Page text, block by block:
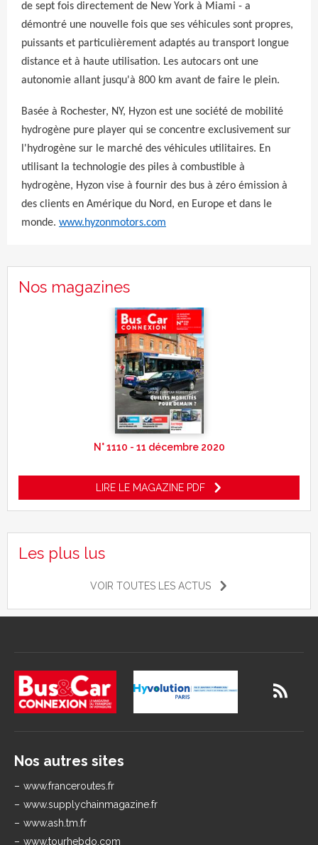
de sept fois directement de New York à Miami - a
démontré une nouvelle fois que ses véhicules sont propres,
puissants et particulièrement adaptés au transport longue
distance et à haute utilisation. Les autocars ont une
autonomie allant jusqu'à 800 km avant de faire le plein.
Basée à Rochester, NY, Hyzon est une société de mobilité
hydrogène pure player qui se concentre exclusivement sur
l'hydrogène sur le marché des véhicules utilitaires. En
utilisant la technologie des piles à combustible à
hydrogène, Hyzon vise à fournir des bus à zéro émission à
des clients en Amérique du Nord, en Europe et dans le
monde. www.hyzonmotors.com
Nos magazines
N° 1110 - 11 décembre 2020
LIRE LE MAGAZINE PDF
Les plus lus
VOIR TOUTES LES ACTUS
Nos autres sites
www.franceroutes.fr
www.supplychainmagazine.fr
www.ash.tm.fr
www.tourhebdo.com